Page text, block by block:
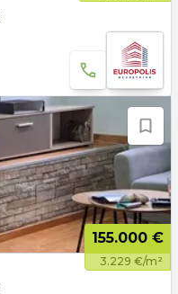
155.000 €
3.229 €/m²